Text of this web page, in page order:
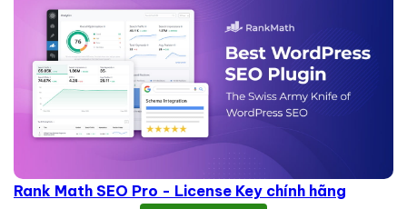
Rank Math SEO Pro - License Key chính hãng